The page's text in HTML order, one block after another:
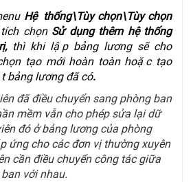
Hệ thống\Tùy chọn\Tùy chọn
chọn Sử dụng thêm hệ thống
thì khi lập bảng lương sẽ cho
tạo mới hoàn toàn hoặc tạo
bảng lương đã có.
đã điều chuyển sang phòng ban
mềm vẫn cho phép sửa lại dữ
đó ở bảng lương của phòng
ứng cho các đơn vị thường xuyên
cần điều chuyển công tác giữa
với nhau.